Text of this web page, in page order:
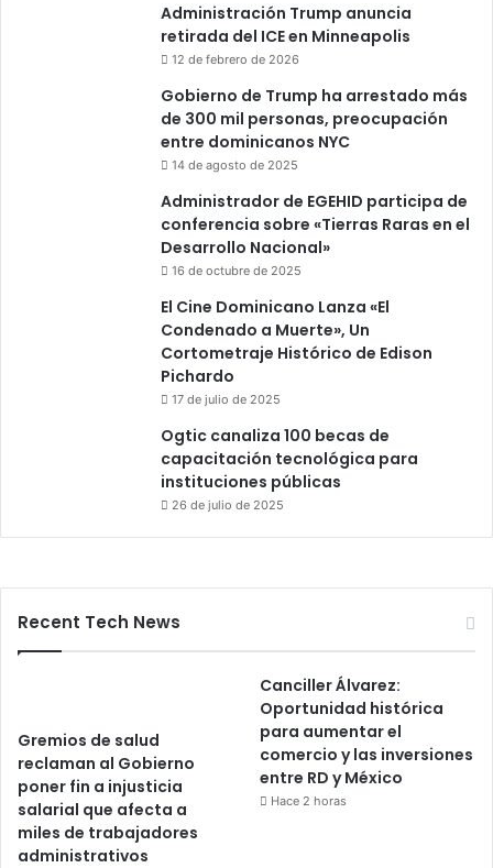
Administración Trump anuncia
retirada del ICE en Minneapolis
12 de febrero de 2026
Gobierno de Trump ha arrestado más
de 300 mil personas, preocupación
entre dominicanos NYC
14 de agosto de 2025
Administrador de EGEHID participa de
conferencia sobre «Tierras Raras en el
Desarrollo Nacional»
16 de octubre de 2025
El Cine Dominicano Lanza «El
Condenado a Muerte», Un
Cortometraje Histórico de Edison
Pichardo
17 de julio de 2025
Ogtic canaliza 100 becas de
capacitación tecnológica para
instituciones públicas
26 de julio de 2025
Recent Tech News
Gremios de salud
reclaman al Gobierno
poner fin a injusticia
salarial que afecta a
miles de trabajadores
administrativos
Canciller Álvarez:
Oportunidad histórica
para aumentar el
comercio y las inversiones
entre RD y México
Hace 2 horas